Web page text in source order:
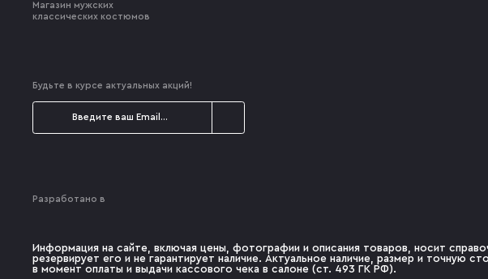
Магазин мужских
классических костюмов
Будьте в курсе актуальных акций!
Разработано в
Информация на сайте, включая цены, фотографии и описания товаров, носит
резервирует его и не гарантирует наличие. Актуальное наличие, размер и точную
в момент оплаты и выдачи кассового чека в салоне (ст. 493 ГК РФ).